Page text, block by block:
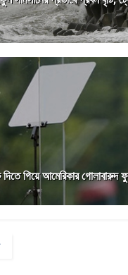
গিয়ে আমেরিকার গোলাবারুদ